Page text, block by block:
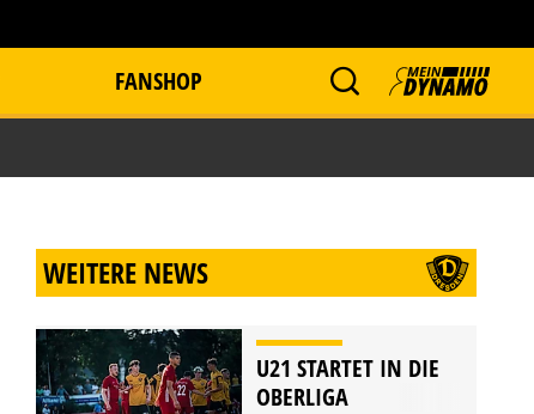
FANSHOP
WEITERE NEWS
U21 STARTET IN DIE
OBERLIGA